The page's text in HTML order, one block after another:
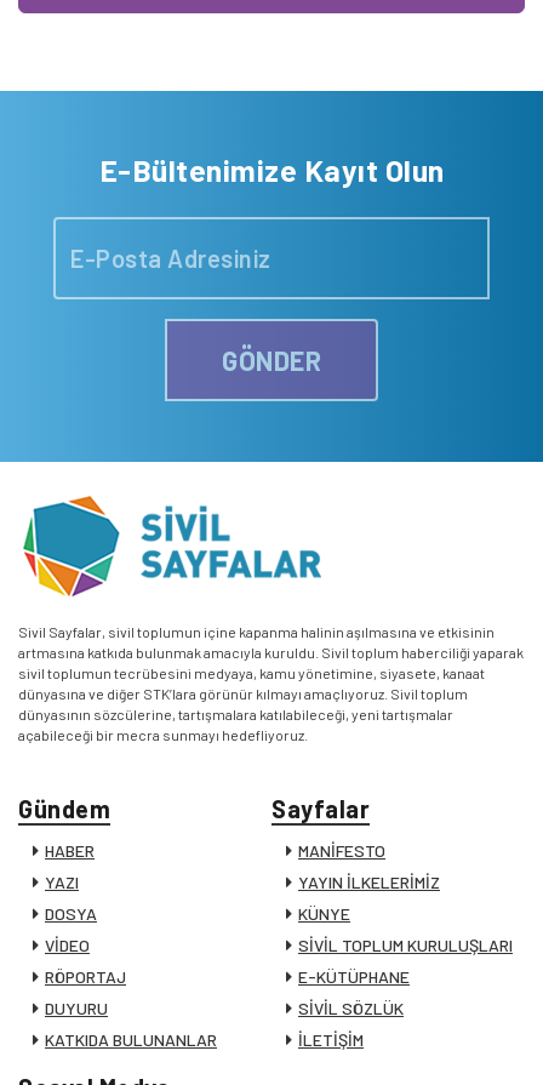
E-Bültenimize Kayıt Olun
GÖNDER
Sivil Sayfalar, sivil toplumun içine kapanma halinin aşılmasına ve etkisinin
artmasına katkıda bulunmak amacıyla kuruldu. Sivil toplum haberciliği yaparak
sivil toplumun tecrübesini medyaya, kamu yönetimine, siyasete, kanaat
dünyasına ve diğer STK’lara görünür kılmayı amaçlıyoruz. Sivil toplum
dünyasının sözcülerine, tartışmalara katılabileceği, yeni tartışmalar
açabileceği bir mecra sunmayı hedefliyoruz.
Gündem
HABER
YAZI
DOSYA
VİDEO
RÖPORTAJ
DUYURU
KATKIDA BULUNANLAR
Sayfalar
MANİFESTO
YAYIN İLKELERİMİZ
KÜNYE
SİVİL TOPLUM KURULUŞLARI
E-KÜTÜPHANE
SİVİL SÖZLÜK
İLETİŞİM